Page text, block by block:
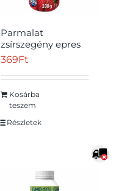
Parmalat
zsírszegény epres
ivójoghurt 330 g
369Ft
Kosárba
teszem
Részletek